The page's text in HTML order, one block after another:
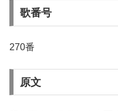
歌番号
270番
原文